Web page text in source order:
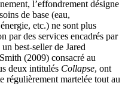
l’effondrement désigne
de base (eau,
etc.) ne sont plus
par des services encadrés par
best-seller de Jared
(2009) consacré au
deux intitulés Collapse, ont
régulièrement martelée tout au